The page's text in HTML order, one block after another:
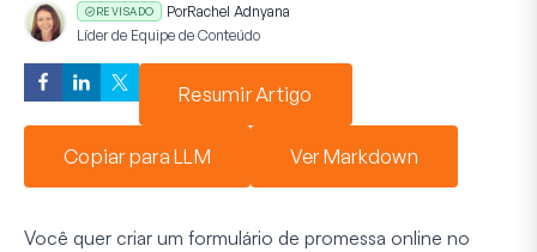
REVISADO PorRachel Adnyana
Líder de Equipe de Conteúdo
Resumir Artigo
Copiar para LLM Ver Markdown
Você quer criar um formulário de promessa online no